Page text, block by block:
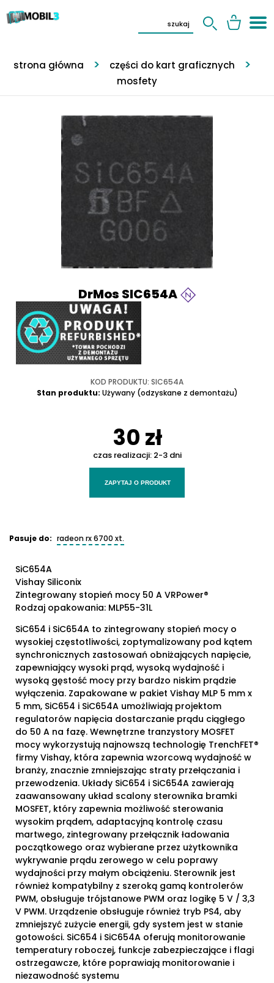
strona główna
części do kart graficznych
mosfety
DrMos SIC654A
KOD PRODUKTU: SIC654A
Stan produktu: Używany (odzyskane z demontażu)
30 zł
czas realizacji: 2-3 dni
ZAPYTAJ O PRODUKT
Pasuje do: radeon rx 6700 xt.
SiC654A
Vishay Siliconix
Zintegrowany stopień mocy 50 A VRPower®
Rodzaj opakowania: MLP55-31L
SiC654 i SiC654A to zintegrowany stopień mocy o
wysokiej częstotliwości, zoptymalizowany pod kątem
synchronicznych zastosowań obniżających napięcie,
zapewniający wysoki prąd, wysoką wydajność i
wysoką gęstość mocy przy bardzo niskim prądzie
wyłączenia. Zapakowane w pakiet Vishay MLP 5 mm x
5 mm, SiC654 i SiC654A umożliwiają projektom
regulatorów napięcia dostarczanie prądu ciągłego
do 50 A na fazę. Wewnętrzne tranzystory MOSFET
mocy wykorzystują najnowszą technologię TrenchFET®
firmy Vishay, która zapewnia wzorcową wydajność w
branży, znacznie zmniejszając straty przełączania i
przewodzenia. Układy SiC654 i SiC654A zawierają
zaawansowany układ scalony sterownika bramki
MOSFET, który zapewnia możliwość sterowania
wysokim prądem, adaptacyjną kontrolę czasu
martwego, zintegrowany przełącznik ładowania
początkowego oraz wybierane przez użytkownika
wykrywanie prądu zerowego w celu poprawy
wydajności przy małym obciążeniu. Sterownik jest
również kompatybilny z szeroką gamą kontrolerów
PWM, obsługuje trójstanowe PWM oraz logikę 5 V / 3,3
V PWM. Urządzenie obsługuje również tryb PS4, aby
zmniejszyć zużycie energii, gdy system jest w stanie
gotowości. SiC654 i SiC654A oferują monitorowanie
temperatury roboczej, funkcje zabezpieczające i flagi
ostrzegawcze, które poprawiają monitorowanie i
niezawodność systemu